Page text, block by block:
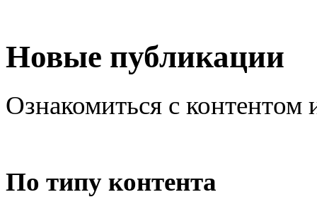
Новые публикации
Ознакомиться с контентом
По типу контента